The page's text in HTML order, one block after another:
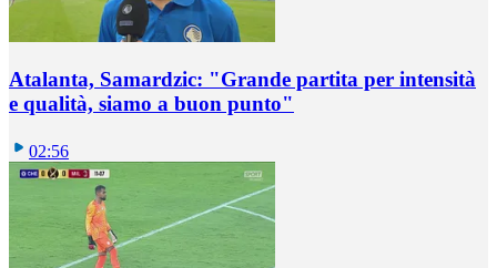
Atalanta, Samardzic: "Grande partita per intensità
e qualità, siamo a buon punto"
02:56